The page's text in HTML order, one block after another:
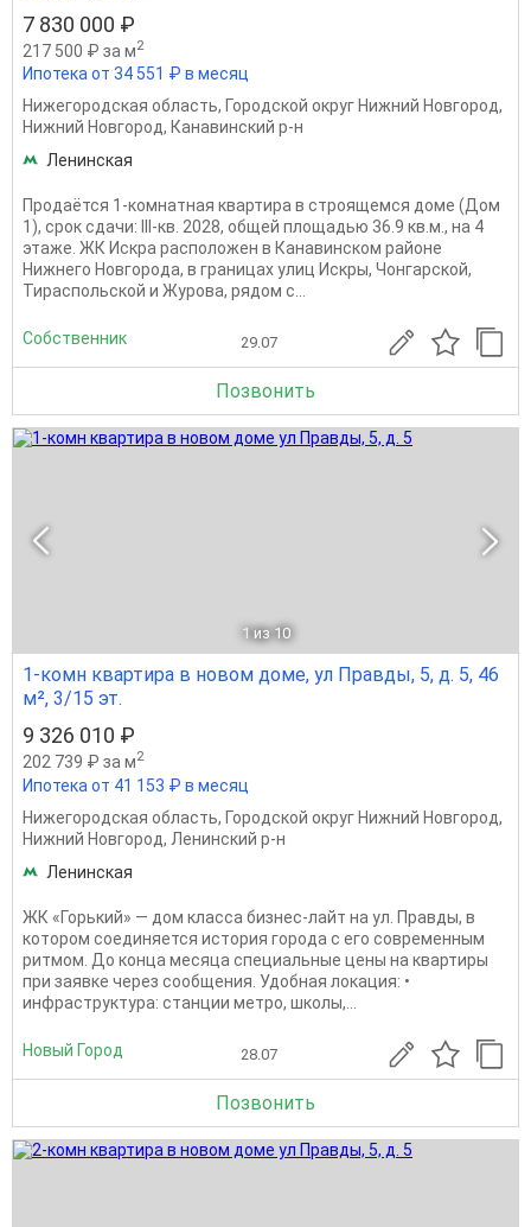
7 830 000 ₽
217 500 ₽ за м2
Ипотека от 34 551 ₽ в месяц
Нижегородская область, Городской округ Нижний Новгород,
Нижний Новгород, Канавинский р-н
Ленинская
Продаётся 1-комнатная квартира в строящемся доме (Дом
1), срок сдачи: III-кв. 2028, общей площадью 36.9 кв.м., на 4
этаже. ЖК Искра расположен в Канавинском районе
Нижнего Новгорода, в границах улиц Искры, Чонгарской,
Тираспольской и Журова, рядом с...
Собственник 29.07
Позвонить
1 из 10
1-комн квартира в новом доме, ул Правды, 5, д. 5, 46
м², 3/15 эт.
9 326 010 ₽
202 739 ₽ за м2
Ипотека от 41 153 ₽ в месяц
Нижегородская область, Городской округ Нижний Новгород,
Нижний Новгород, Ленинский р-н
Ленинская
ЖК «Горький» — дом класса бизнес-лайт на ул. Правды, в
котором соединяется история города с его современным
ритмом. До конца месяца специальные цены на квартиры
при заявке через сообщения. Удобная локация: •
инфраструктура: станции метро, школы,...
Новый Город 28.07
Позвонить